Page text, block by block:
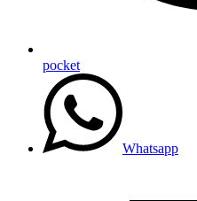
pocket
Whatsapp